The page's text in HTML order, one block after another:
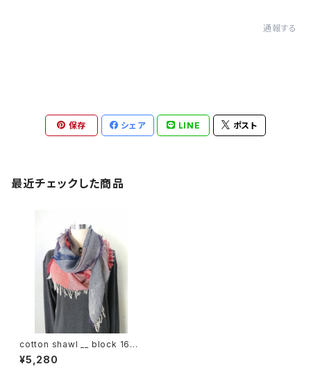
通報する
保存 シェア LINE ポスト
最近チェックした商品
cotton shawl __ block 160
落陽w
¥5,280